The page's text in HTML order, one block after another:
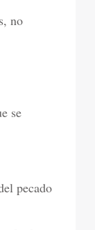
no
se
pecado